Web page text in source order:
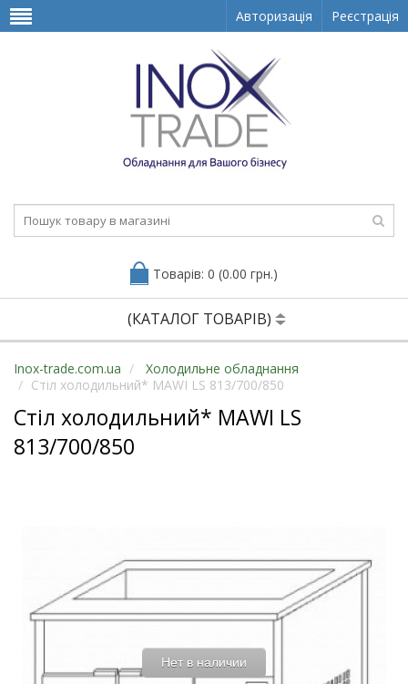
Авторизація Реєстрація
Товарів: 0 (0.00 грн.)
(КАТАЛОГ ТОВАРІВ)
Inox-trade.com.ua
Холодильне обладнання
Стіл холодильний* MAWI LS 813/700/850
Стіл холодильний* MAWI LS
813/700/850
Нет в наличии